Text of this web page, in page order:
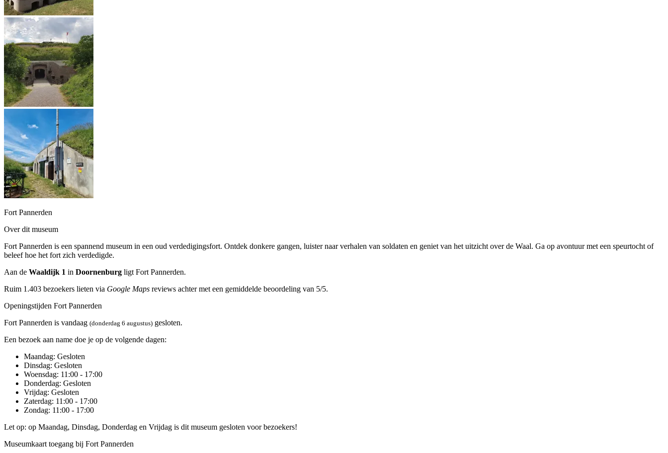
Fort Pannerden
Over dit museum
Fort Pannerden is een spannend museum in een oud verdedigingsfort. Ontdek donkere gangen, luister naar verhalen van soldaten en geniet van het uitzicht over de Waal. Ga op avontuur met een speurtocht of
beleef hoe het fort zich verdedigde.
Aan de Waaldijk 1 in Doornenburg ligt Fort Pannerden.
Ruim 1.403 bezoekers lieten via Google Maps reviews achter met een gemiddelde beoordeling van 5/5.
Openingstijden Fort Pannerden
Fort Pannerden is vandaag (donderdag 6 augustus) gesloten.
Een bezoek aan name doe je op de volgende dagen:
Maandag: Gesloten
Dinsdag: Gesloten
Woensdag: 11:00 - 17:00
Donderdag: Gesloten
Vrijdag: Gesloten
Zaterdag: 11:00 - 17:00
Zondag: 11:00 - 17:00
Let op: op Maandag, Dinsdag, Donderdag en Vrijdag is dit museum gesloten voor bezoekers!
Museumkaart toegang bij Fort Pannerden